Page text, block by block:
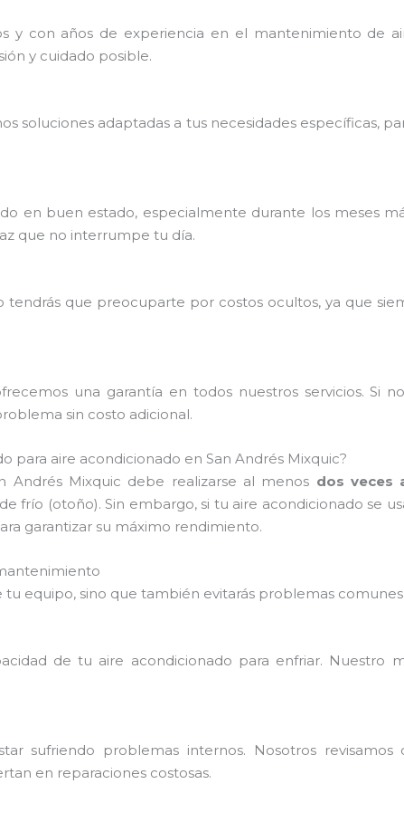
con años de experiencia en el mantenimiento de
y cuidado posible.
soluciones adaptadas a tus necesidades específicas,
en buen estado, especialmente durante los meses
que no interrumpe tu día.
tendrás que preocuparte por costos ocultos, ya que
una garantía en todos nuestros servicios. Si
sin costo adicional.
para aire acondicionado en San Andrés Mixquic?
Andrés Mixquic debe realizarse al menos dos veces
frío (otoño). Sin embargo, si tu aire acondicionado se
garantizar su máximo rendimiento.
equipo, sino que también evitarás problemas
de tu aire acondicionado para enfriar. Nuestro
sufriendo problemas internos. Nosotros
en reparaciones costosas.